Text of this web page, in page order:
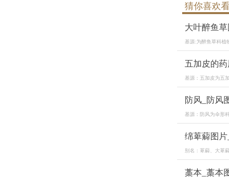
猜你喜欢
大叶醉鱼
基源:为醉鱼草科植
五加皮的
基源：五加皮为五
防风_防风
基源：防风为伞形
绵萆薢图
别名：萆薢、大萆
藁本_藁本